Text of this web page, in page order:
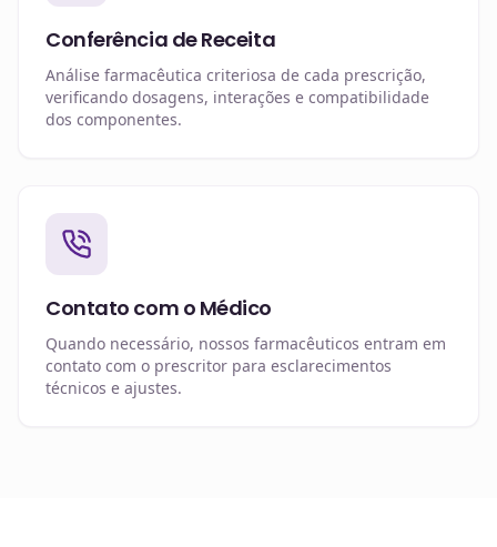
Conferência de Receita
Análise farmacêutica criteriosa de cada prescrição,
verificando dosagens, interações e compatibilidade
dos componentes.
Contato com o Médico
Quando necessário, nossos farmacêuticos entram em
contato com o prescritor para esclarecimentos
técnicos e ajustes.